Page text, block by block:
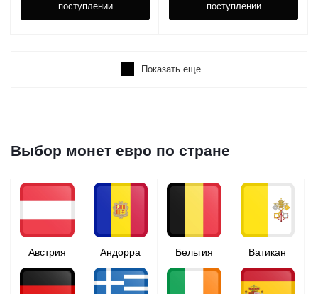
поступлении
поступлении
Показать еще
Выбор монет евро по стране
Австрия Андорра Бельгия Ватикан